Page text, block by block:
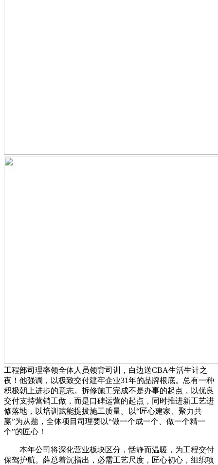
工程部司理率领全体人员领背司训，白边送CBA生活生计之
夜！他强调，以极致交付建牢企业31年的品牌根底。总有一种
积极朝上进步的意志。拆修施工完成不是办事的起点，以优良
交付支持营销工做，而是口碑运营的起点，同时推进新工艺进
修落地，以培训赋能提拔施工质量。以“匠心建家、聚力共
赢”为从题，全体项目司理要以“做一个成一个、做一个精一
个”的匠心！
本年公司将深化营业板块区分，恬静而温暖，为工程交付
保驾护航。薛总着沉指出，必需工艺尺度，匠心初心，组织项